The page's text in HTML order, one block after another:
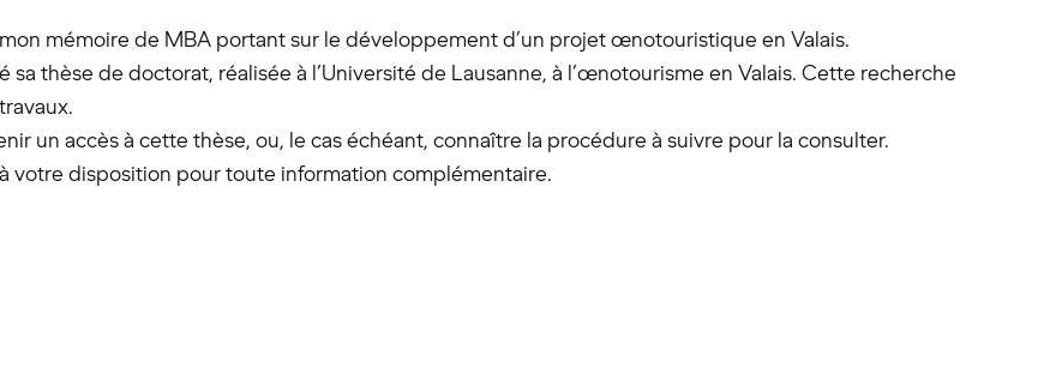
mémoire de MBA portant sur le développement d’un projet œnotouristique en Valais.
sa thèse de doctorat, réalisée à l’Université de Lausanne, à l’œnotourisme en Valais. Cette recherche
un accès à cette thèse, ou, le cas échéant, connaître la procédure à suivre pour la consulter.
votre disposition pour toute information complémentaire.